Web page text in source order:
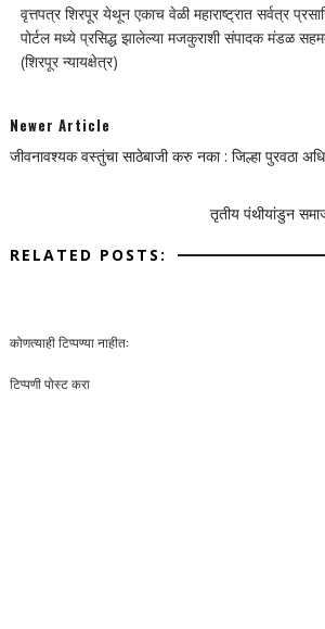
वृत्तपत्र शिरपूर येथून एकाच वेळी महाराष्ट्रात सर्वत्र
पोर्टल मध्ये प्रसिद्ध झालेल्या मजकुराशी संपादक मंडळ
(शिरपूर न्यायक्षेत्र)
Newer Article
जीवनावश्यक वस्तुंचा साठेबाजी करु नका : जिल्हा पुरवठा
तृतीय पंथीयांडुन
RELATED POSTS:
कोणत्याही टिप्पण्‍या नाहीत:
टिप्पणी पोस्ट करा